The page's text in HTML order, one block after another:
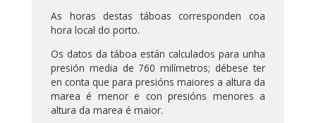
As horas destas táboas corresponden coa
hora local do porto.
Os datos da táboa están calculados para unha
presión media de 760 milímetros; débese ter
en conta que para presións maiores a altura da
marea é menor e con presións menores a
altura da marea é maior.